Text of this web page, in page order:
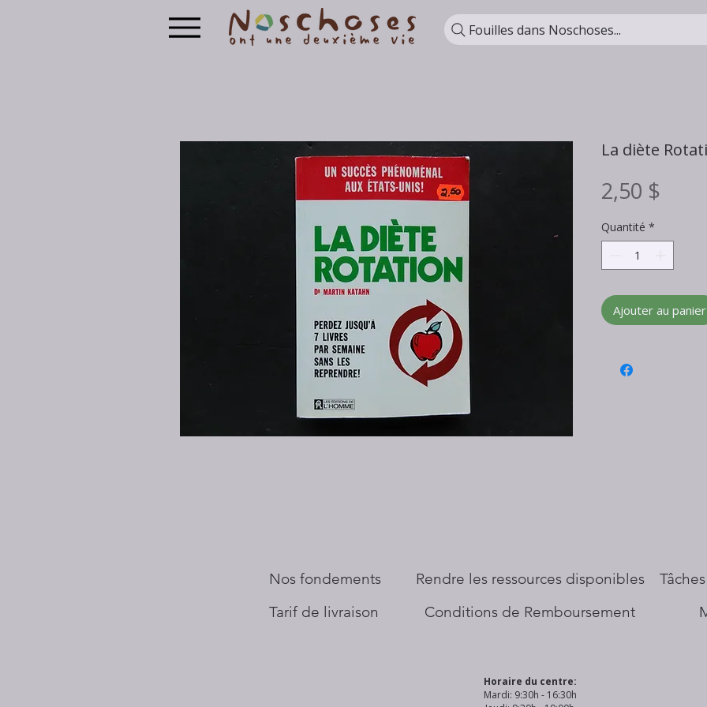
Fouilles dans Noschoses...
La diète
2,50 $
Quantité *
Ajouter au panier
Nos fondements
Tarif de livraison
​Rendre les ressources disponibles
Conditions de Remboursement
Horaire du centre:
Mardi: 9:30h - 16:30h